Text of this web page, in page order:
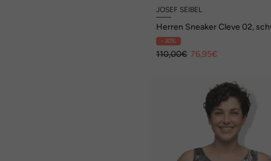
JOSEF SEIBEL
Herren Sneaker Cleve 02,
- 30%
110,00€ 76,95€